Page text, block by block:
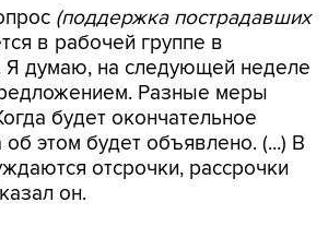
(поддержка пострадавших
в рабочей группе в
Я думаю, на следующей неделе
Разные меры
будет окончательное
этом будет объявлено. (...) В
отсрочки, рассрочки
он.